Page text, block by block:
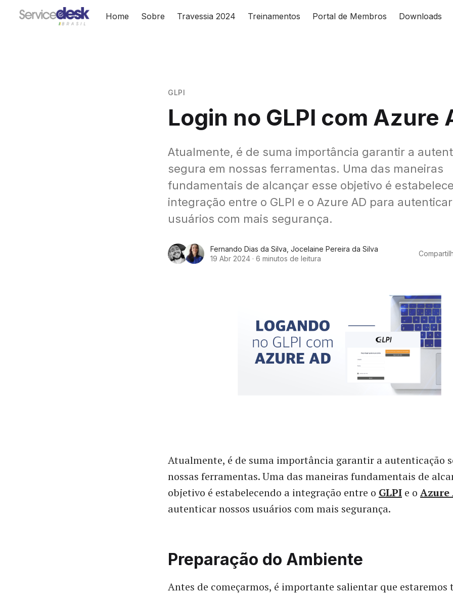
Home Sobre Travessia 2024 Treinamentos Portal de Membros Downloads
GLPI
Login no GLPI com Azure
Atualmente, é de suma importância garantir a
segura em nossas ferramentas. Uma das maneiras
fundamentais de alcançar esse objetivo é
integração entre o GLPI e o Azure AD para
usuários com mais segurança.
Fernando Dias da Silva Jocelaine Pereira da Silva
19 Abr 2024 · 6 minutos de leitura
Atualmente, é de suma importância garantir a autenticação
nossas ferramentas. Uma das maneiras fundamentais de
objetivo é estabelecendo a integração entre o GLPI e o Azure
autenticar nossos usuários com mais segurança.
Preparação do Ambiente
Antes de começarmos, é importante salientar que